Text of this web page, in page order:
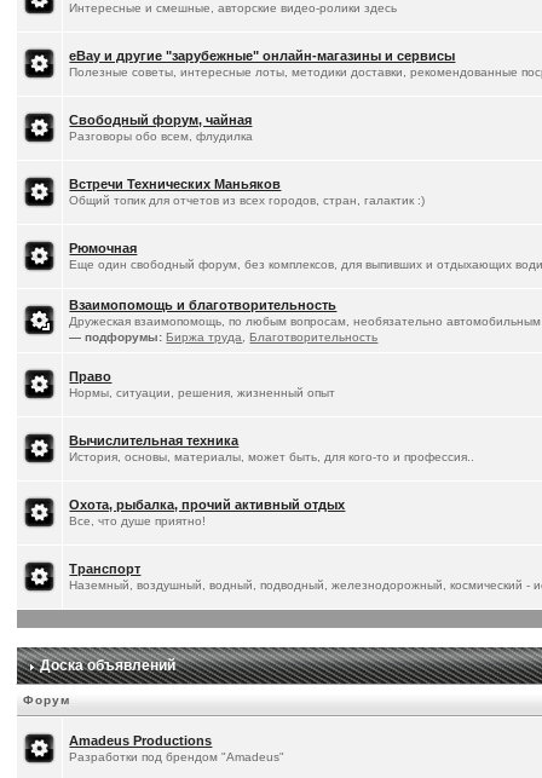
Интересные и смешные, авторские видео-ролики здесь
eBay и другие "зарубежные" онлайн-магазины и сервисы
Полезные советы, интересные лоты, методики доставки, рекомендованные
Свободный форум, чайная
Разговоры обо всем, флудилка
Встречи Технических Маньяков
Общий топик для отчетов из всех городов, стран, галактик :)
Рюмочная
Еще один свободный форум, без комплексов, для выпивших и отдыхающих
Взаимопомощь и благотворительность
Дружеская взаимопомощь, по любым вопросам, необязательно автомобильным
— подфорумы: Биржа труда ,Благотворительность
Право
Нормы, ситуации, решения, жизненный опыт
Вычислительная техника
История, основы, материалы, может быть, для кого-то и профессия..
Охота, рыбалка, прочий активный отдых
Все, что душе приятно!
Транспорт
Наземный, воздушный, водный, подводный, железнодорожный, космический -
Доска объявлений
Форум
Amadeus Productions
Разработки под брендом "Amadeus"